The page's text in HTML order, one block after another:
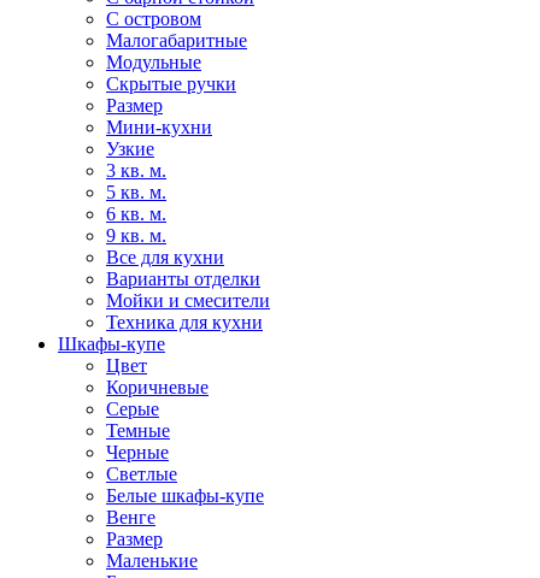
С островом
Малогабаритные
Модульные
Скрытые ручки
Размер
Мини-кухни
Узкие
3 кв. м.
5 кв. м.
6 кв. м.
9 кв. м.
Все для кухни
Варианты отделки
Мойки и смесители
Техника для кухни
Шкафы-купе
Цвет
Коричневые
Серые
Темные
Черные
Светлые
Белые шкафы-купе
Венге
Размер
Маленькие